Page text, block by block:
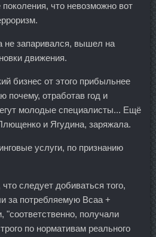
что невозможно вот
не запаривался, вышел на
движения.
бизнес от этого прибыльнее
почему, отработав год и
молодые специалисты... Ещё
и Ягудина, заряжала.
услуги, по признанию
следует добиваться того,
за потребляемую Bcaa +
"соответственно, получали
по нормативам реального